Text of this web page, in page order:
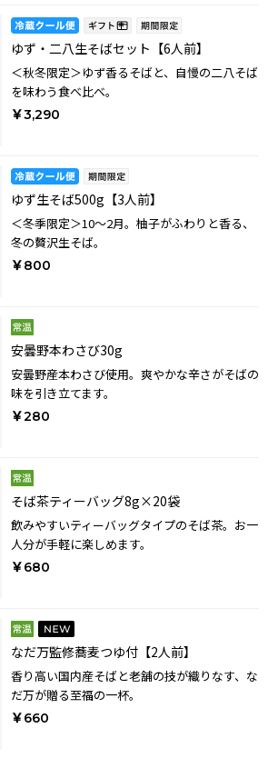
ゆず・二八生そばセット【6人前】
＜秋冬限定＞ゆず香るそばと、自慢の二八そば
を味わう食べ比べ。
￥3,290
ゆず生そば500g【3人前】
＜冬季限定＞10～2月。柚子がふわりと香る、
冬の贅沢生そば。
￥800
安曇野本わさび30g
安曇野産本わさび使用。爽やかな辛さがそばの
味を引き立てます。
￥280
そば茶ティーバッグ8g×20袋
飲みやすいティーバッグタイプのそば茶。お一
人分が手軽に楽しめます。
￥680
なだ万監修蕎麦つゆ付【2人前】
香り高い国内産そばと老舗の技が織りなす、な
だ万が贈る至福の一杯。
￥660